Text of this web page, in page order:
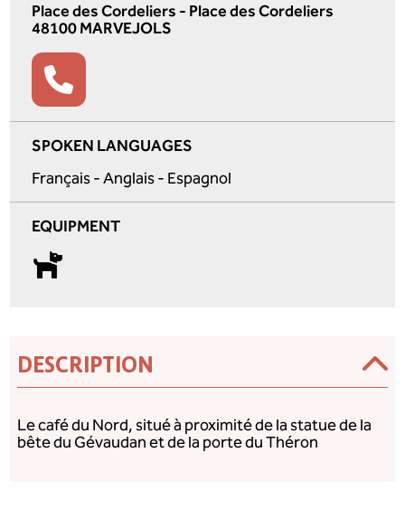
DESCRIPTION
Le café du Nord, situé à proximité de la statue de la
bête du Gévaudan et de la porte du Théron
Place des Cordeliers - Place des Cordeliers
48100 MARVEJOLS
SPOKEN LANGUAGES
Français - Anglais - Espagnol
EQUIPMENT